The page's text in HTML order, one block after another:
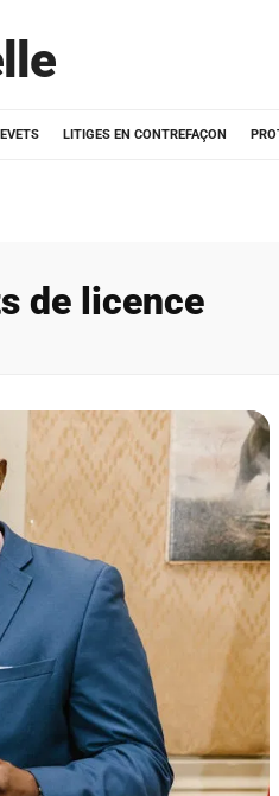
LITIGES EN CONTREFAÇON
de licence